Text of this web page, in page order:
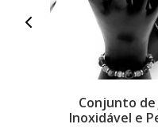
Conjunto de
Inoxidável e